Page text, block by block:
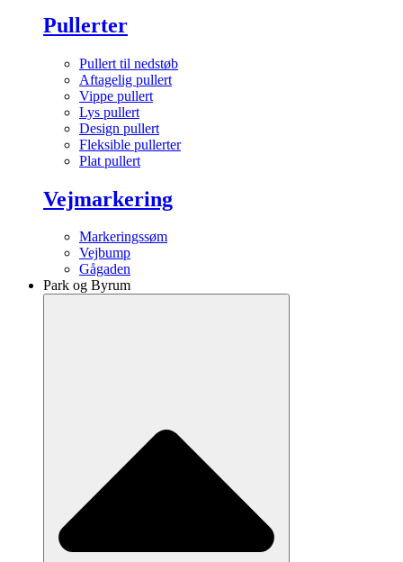
Pullerter
Pullert til nedstøb
Aftagelig pullert
Vippe pullert
Lys pullert
Design pullert
Fleksible pullerter
Plat pullert
Vejmarkering
Markeringssøm
Vejbump
Gågaden
Park og Byrum